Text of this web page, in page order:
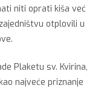
niti oprati kiša već
otplovili u
Plaketu sv. Kvirina,
najveće priznanje